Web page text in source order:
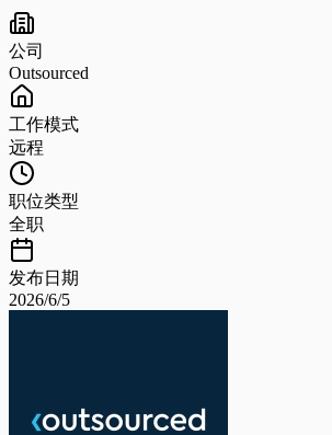
公司
Outsourced
工作模式
远程
职位类型
全职
发布日期
2026/6/5